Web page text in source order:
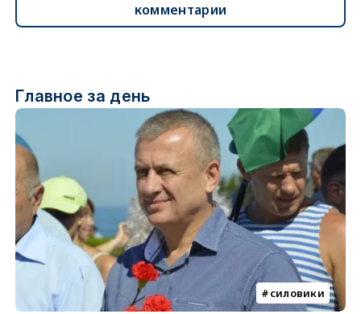
комментарии
Главное за день
силовики